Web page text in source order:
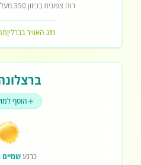
רוחצפוניתבכיוון350
מזג האוויר בברלין
הוסף
כרגעשמיים